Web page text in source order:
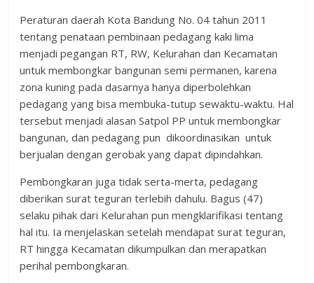
Peraturan daerah Kota Bandung No. 04 tahun 2011
tentang penataan pembinaan pedagang kaki lima
menjadi pegangan RT, RW, Kelurahan dan Kecamatan
untuk membongkar bangunan semi permanen, karena
zona kuning pada dasarnya hanya diperbolehkan
pedagang yang bisa membuka-tutup sewaktu-waktu. Hal
tersebut menjadi alasan Satpol PP untuk membongkar
bangunan, dan pedagang pun dikoordinasikan untuk
berjualan dengan gerobak yang dapat dipindahkan.
Pembongkaran juga tidak serta-merta, pedagang
diberikan surat teguran terlebih dahulu. Bagus (47)
selaku pihak dari Kelurahan pun mengklarifikasi tentang
hal itu. Ia menjelaskan setelah mendapat surat teguran,
RT hingga Kecamatan dikumpulkan dan merapatkan
perihal pembongkaran.